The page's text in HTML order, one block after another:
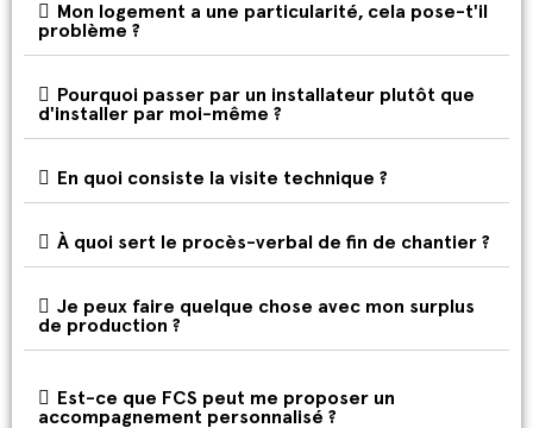
Mon logement a une particularité, cela pose-t'il
problème ?
Pourquoi passer par un installateur plutôt que
d'installer par moi-même ?
En quoi consiste la visite technique ?
À quoi sert le procès-verbal de fin de chantier ?
Je peux faire quelque chose avec mon surplus
de production ?
Est-ce que FCS peut me proposer un
accompagnement personnalisé ?